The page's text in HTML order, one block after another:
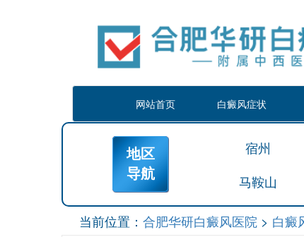
网站首页 白癜风症状
地区
导航
宿州
马鞍山
当前位置： 合肥华研白癜风医院 > 白癜